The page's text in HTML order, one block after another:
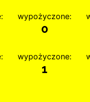
wypożyczone:
0
wypożyczone:
1